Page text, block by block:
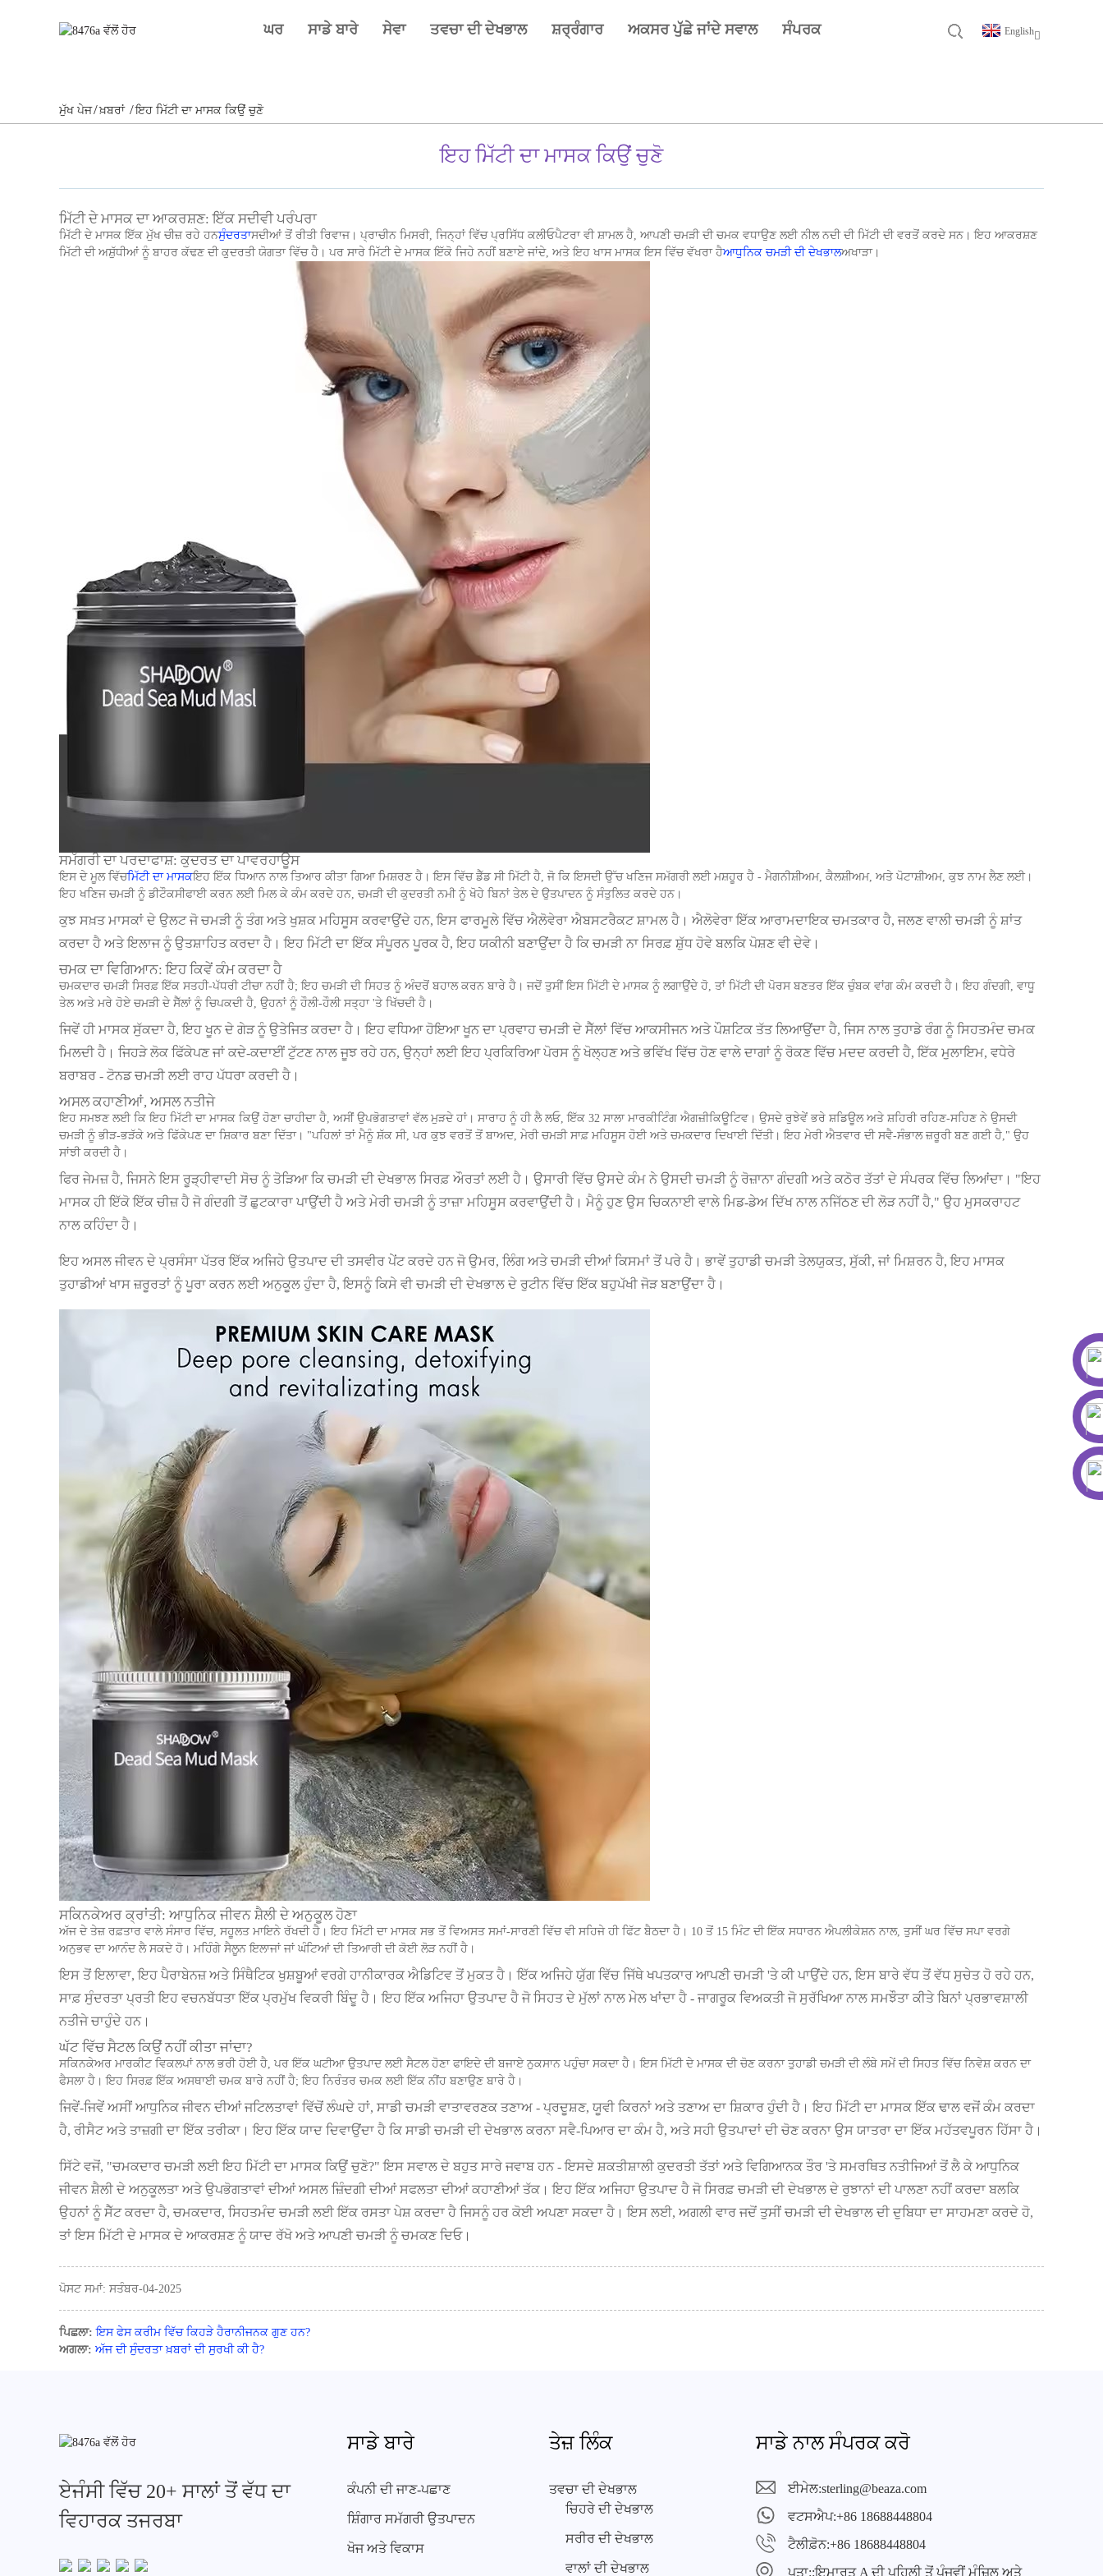
ਘਰ ਸਾਡੇ ਬਾਰੇ ਸੇਵਾ ਤਵਚਾ ਦੀ ਦੇਖਭਾਲ ਸ਼ਰ੍ਰੰਗਾਰ ਅਕਸਰ ਪੁੱਛੇ ਜਾਂਦੇ ਸਵਾਲ ਸੰਪਰਕ English
ਮੁੱਖ ਪੇਜ ਖ਼ਬਰਾਂ ਇਹ ਮਿੱਟੀ ਦਾ ਮਾਸਕ ਕਿਉਂ ਚੁਣੋ
ਇਹ ਮਿੱਟੀ ਦਾ ਮਾਸਕ ਕਿਉਂ ਚੁਣੋ
ਮਿੱਟੀ ਦੇ ਮਾਸਕ ਦਾ ਆਕਰਸ਼ਣ: ਇੱਕ ਸਦੀਵੀ ਪਰੰਪਰਾ
ਮਿੱਟੀ ਦੇ ਮਾਸਕ ਇੱਕ ਮੁੱਖ ਚੀਜ਼ ਰਹੇ ਹਨਸੁੰਦਰਤਾਸਦੀਆਂ ਤੋਂ ਰੀਤੀ ਰਿਵਾਜ। ਪ੍ਰਾਚੀਨ ਮਿਸਰੀ, ਜਿਨ੍ਹਾਂ ਵਿੱਚ ਪ੍ਰਸਿੱਧ ਕਲੀਓਪੈਟਰਾ ਵੀ ਸ਼ਾਮਲ ਹੈ, ਆਪਣੀ ਚਮੜੀ ਦੀ ਚਮਕ ਵਧਾਉਣ ਲਈ ਨੀਲ ਨਦੀ ਦੀ ਮਿੱਟੀ ਦੀ ਵਰਤੋਂ ਕਰਦੇ ਸਨ। ਇਹ ਆਕਰਸ਼ਣ
ਮਿੱਟੀ ਦੀ ਅਸ਼ੁੱਧੀਆਂ ਨੂੰ ਬਾਹਰ ਕੱਢਣ ਦੀ ਕੁਦਰਤੀ ਯੋਗਤਾ ਵਿੱਚ ਹੈ। ਪਰ ਸਾਰੇ ਮਿੱਟੀ ਦੇ ਮਾਸਕ ਇੱਕੋ ਜਿਹੇ ਨਹੀਂ ਬਣਾਏ ਜਾਂਦੇ, ਅਤੇ ਇਹ ਖਾਸ ਮਾਸਕ ਇਸ ਵਿੱਚ ਵੱਖਰਾ ਹੈਆਧੁਨਿਕ ਚਮੜੀ ਦੀ ਦੇਖਭਾਲਅਖਾੜਾ।
ਸਮੱਗਰੀ ਦਾ ਪਰਦਾਫਾਸ਼: ਕੁਦਰਤ ਦਾ ਪਾਵਰਹਾਊਸ
ਇਸ ਦੇ ਮੂਲ ਵਿੱਚਮਿੱਟੀ ਦਾ ਮਾਸਕਇਹ ਇੱਕ ਧਿਆਨ ਨਾਲ ਤਿਆਰ ਕੀਤਾ ਗਿਆ ਮਿਸ਼ਰਣ ਹੈ। ਇਸ ਵਿੱਚ ਡੈੱਡ ਸੀ ਮਿੱਟੀ ਹੈ, ਜੋ ਕਿ ਇਸਦੀ ਉੱਚ ਖਣਿਜ ਸਮੱਗਰੀ ਲਈ ਮਸ਼ਹੂਰ ਹੈ - ਮੈਗਨੀਸ਼ੀਅਮ, ਕੈਲਸ਼ੀਅਮ, ਅਤੇ ਪੋਟਾਸ਼ੀਅਮ, ਕੁਝ ਨਾਮ ਲੈਣ ਲਈ।
ਇਹ ਖਣਿਜ ਚਮੜੀ ਨੂੰ ਡੀਟੌਕਸੀਫਾਈ ਕਰਨ ਲਈ ਮਿਲ ਕੇ ਕੰਮ ਕਰਦੇ ਹਨ, ਚਮੜੀ ਦੀ ਕੁਦਰਤੀ ਨਮੀ ਨੂੰ ਖੋਹੇ ਬਿਨਾਂ ਤੇਲ ਦੇ ਉਤਪਾਦਨ ਨੂੰ ਸੰਤੁਲਿਤ ਕਰਦੇ ਹਨ।
ਕੁਝ ਸਖ਼ਤ ਮਾਸਕਾਂ ਦੇ ਉਲਟ ਜੋ ਚਮੜੀ ਨੂੰ ਤੰਗ ਅਤੇ ਖੁਸ਼ਕ ਮਹਿਸੂਸ ਕਰਵਾਉਂਦੇ ਹਨ, ਇਸ ਫਾਰਮੂਲੇ ਵਿੱਚ ਐਲੋਵੇਰਾ ਐਬਸਟਰੈਕਟ ਸ਼ਾਮਲ ਹੈ। ਐਲੋਵੇਰਾ ਇੱਕ ਆਰਾਮਦਾਇਕ ਚਮਤਕਾਰ ਹੈ, ਜਲਣ ਵਾਲੀ ਚਮੜੀ ਨੂੰ ਸ਼ਾਂਤ
ਕਰਦਾ ਹੈ ਅਤੇ ਇਲਾਜ ਨੂੰ ਉਤਸ਼ਾਹਿਤ ਕਰਦਾ ਹੈ। ਇਹ ਮਿੱਟੀ ਦਾ ਇੱਕ ਸੰਪੂਰਨ ਪੂਰਕ ਹੈ, ਇਹ ਯਕੀਨੀ ਬਣਾਉਂਦਾ ਹੈ ਕਿ ਚਮੜੀ ਨਾ ਸਿਰਫ਼ ਸ਼ੁੱਧ ਹੋਵੇ ਬਲਕਿ ਪੋਸ਼ਣ ਵੀ ਦੇਵੇ।
ਚਮਕ ਦਾ ਵਿਗਿਆਨ: ਇਹ ਕਿਵੇਂ ਕੰਮ ਕਰਦਾ ਹੈ
ਚਮਕਦਾਰ ਚਮੜੀ ਸਿਰਫ਼ ਇੱਕ ਸਤਹੀ-ਪੱਧਰੀ ਟੀਚਾ ਨਹੀਂ ਹੈ; ਇਹ ਚਮੜੀ ਦੀ ਸਿਹਤ ਨੂੰ ਅੰਦਰੋਂ ਬਹਾਲ ਕਰਨ ਬਾਰੇ ਹੈ। ਜਦੋਂ ਤੁਸੀਂ ਇਸ ਮਿੱਟੀ ਦੇ ਮਾਸਕ ਨੂੰ ਲਗਾਉਂਦੇ ਹੋ, ਤਾਂ ਮਿੱਟੀ ਦੀ ਪੋਰਸ ਬਣਤਰ ਇੱਕ ਚੁੰਬਕ ਵਾਂਗ ਕੰਮ ਕਰਦੀ ਹੈ। ਇਹ ਗੰਦਗੀ, ਵਾਧੂ
ਤੇਲ ਅਤੇ ਮਰੇ ਹੋਏ ਚਮੜੀ ਦੇ ਸੈੱਲਾਂ ਨੂੰ ਚਿਪਕਦੀ ਹੈ, ਉਹਨਾਂ ਨੂੰ ਹੌਲੀ-ਹੌਲੀ ਸਤ੍ਹਾ 'ਤੇ ਖਿੱਚਦੀ ਹੈ।
ਜਿਵੇਂ ਹੀ ਮਾਸਕ ਸੁੱਕਦਾ ਹੈ, ਇਹ ਖੂਨ ਦੇ ਗੇੜ ਨੂੰ ਉਤੇਜਿਤ ਕਰਦਾ ਹੈ। ਇਹ ਵਧਿਆ ਹੋਇਆ ਖੂਨ ਦਾ ਪ੍ਰਵਾਹ ਚਮੜੀ ਦੇ ਸੈੱਲਾਂ ਵਿੱਚ ਆਕਸੀਜਨ ਅਤੇ ਪੌਸ਼ਟਿਕ ਤੱਤ ਲਿਆਉਂਦਾ ਹੈ, ਜਿਸ ਨਾਲ ਤੁਹਾਡੇ ਰੰਗ ਨੂੰ ਸਿਹਤਮੰਦ ਚਮਕ
ਮਿਲਦੀ ਹੈ। ਜਿਹੜੇ ਲੋਕ ਫਿੱਕੇਪਣ ਜਾਂ ਕਦੇ-ਕਦਾਈਂ ਟੁੱਟਣ ਨਾਲ ਜੂਝ ਰਹੇ ਹਨ, ਉਨ੍ਹਾਂ ਲਈ ਇਹ ਪ੍ਰਕਿਰਿਆ ਪੋਰਸ ਨੂੰ ਖੋਲ੍ਹਣ ਅਤੇ ਭਵਿੱਖ ਵਿੱਚ ਹੋਣ ਵਾਲੇ ਦਾਗਾਂ ਨੂੰ ਰੋਕਣ ਵਿੱਚ ਮਦਦ ਕਰਦੀ ਹੈ, ਇੱਕ ਮੁਲਾਇਮ, ਵਧੇਰੇ
ਬਰਾਬਰ - ਟੋਨਡ ਚਮੜੀ ਲਈ ਰਾਹ ਪੱਧਰਾ ਕਰਦੀ ਹੈ।
ਅਸਲ ਕਹਾਣੀਆਂ, ਅਸਲ ਨਤੀਜੇ
ਇਹ ਸਮਝਣ ਲਈ ਕਿ ਇਹ ਮਿੱਟੀ ਦਾ ਮਾਸਕ ਕਿਉਂ ਹੋਣਾ ਚਾਹੀਦਾ ਹੈ, ਅਸੀਂ ਉਪਭੋਗਤਾਵਾਂ ਵੱਲ ਮੁੜਦੇ ਹਾਂ। ਸਾਰਾਹ ਨੂੰ ਹੀ ਲੈ ਲਓ, ਇੱਕ 32 ਸਾਲਾ ਮਾਰਕੀਟਿੰਗ ਐਗਜ਼ੀਕਿਊਟਿਵ। ਉਸਦੇ ਰੁਝੇਵੇਂ ਭਰੇ ਸ਼ਡਿਊਲ ਅਤੇ ਸ਼ਹਿਰੀ ਰਹਿਣ-ਸਹਿਣ ਨੇ ਉਸਦੀ
ਚਮੜੀ ਨੂੰ ਭੀੜ-ਭੜੱਕੇ ਅਤੇ ਫਿੱਕੇਪਣ ਦਾ ਸ਼ਿਕਾਰ ਬਣਾ ਦਿੱਤਾ। "ਪਹਿਲਾਂ ਤਾਂ ਮੈਨੂੰ ਸ਼ੱਕ ਸੀ, ਪਰ ਕੁਝ ਵਰਤੋਂ ਤੋਂ ਬਾਅਦ, ਮੇਰੀ ਚਮੜੀ ਸਾਫ਼ ਮਹਿਸੂਸ ਹੋਈ ਅਤੇ ਚਮਕਦਾਰ ਦਿਖਾਈ ਦਿੱਤੀ। ਇਹ ਮੇਰੀ ਐਤਵਾਰ ਦੀ ਸਵੈ-ਸੰਭਾਲ ਜ਼ਰੂਰੀ ਬਣ ਗਈ ਹੈ," ਉਹ
ਸਾਂਝੀ ਕਰਦੀ ਹੈ।
ਫਿਰ ਜੇਮਜ਼ ਹੈ, ਜਿਸਨੇ ਇਸ ਰੂੜ੍ਹੀਵਾਦੀ ਸੋਚ ਨੂੰ ਤੋੜਿਆ ਕਿ ਚਮੜੀ ਦੀ ਦੇਖਭਾਲ ਸਿਰਫ਼ ਔਰਤਾਂ ਲਈ ਹੈ। ਉਸਾਰੀ ਵਿੱਚ ਉਸਦੇ ਕੰਮ ਨੇ ਉਸਦੀ ਚਮੜੀ ਨੂੰ ਰੋਜ਼ਾਨਾ ਗੰਦਗੀ ਅਤੇ ਕਠੋਰ ਤੱਤਾਂ ਦੇ ਸੰਪਰਕ ਵਿੱਚ ਲਿਆਂਦਾ। "ਇਹ
ਮਾਸਕ ਹੀ ਇੱਕੋ ਇੱਕ ਚੀਜ਼ ਹੈ ਜੋ ਗੰਦਗੀ ਤੋਂ ਛੁਟਕਾਰਾ ਪਾਉਂਦੀ ਹੈ ਅਤੇ ਮੇਰੀ ਚਮੜੀ ਨੂੰ ਤਾਜ਼ਾ ਮਹਿਸੂਸ ਕਰਵਾਉਂਦੀ ਹੈ। ਮੈਨੂੰ ਹੁਣ ਉਸ ਚਿਕਨਾਈ ਵਾਲੇ ਮਿਡ-ਡੇਅ ਦਿੱਖ ਨਾਲ ਨਜਿੱਠਣ ਦੀ ਲੋੜ ਨਹੀਂ ਹੈ," ਉਹ ਮੁਸਕਰਾਹਟ
ਨਾਲ ਕਹਿੰਦਾ ਹੈ।
ਇਹ ਅਸਲ ਜੀਵਨ ਦੇ ਪ੍ਰਸੰਸਾ ਪੱਤਰ ਇੱਕ ਅਜਿਹੇ ਉਤਪਾਦ ਦੀ ਤਸਵੀਰ ਪੇਂਟ ਕਰਦੇ ਹਨ ਜੋ ਉਮਰ, ਲਿੰਗ ਅਤੇ ਚਮੜੀ ਦੀਆਂ ਕਿਸਮਾਂ ਤੋਂ ਪਰੇ ਹੈ। ਭਾਵੇਂ ਤੁਹਾਡੀ ਚਮੜੀ ਤੇਲਯੁਕਤ, ਸੁੱਕੀ, ਜਾਂ ਮਿਸ਼ਰਨ ਹੈ, ਇਹ ਮਾਸਕ
ਤੁਹਾਡੀਆਂ ਖਾਸ ਜ਼ਰੂਰਤਾਂ ਨੂੰ ਪੂਰਾ ਕਰਨ ਲਈ ਅਨੁਕੂਲ ਹੁੰਦਾ ਹੈ, ਇਸਨੂੰ ਕਿਸੇ ਵੀ ਚਮੜੀ ਦੀ ਦੇਖਭਾਲ ਦੇ ਰੁਟੀਨ ਵਿੱਚ ਇੱਕ ਬਹੁਪੱਖੀ ਜੋੜ ਬਣਾਉਂਦਾ ਹੈ।
ਸਕਿਨਕੇਅਰ ਕ੍ਰਾਂਤੀ: ਆਧੁਨਿਕ ਜੀਵਨ ਸ਼ੈਲੀ ਦੇ ਅਨੁਕੂਲ ਹੋਣਾ
ਅੱਜ ਦੇ ਤੇਜ਼ ਰਫ਼ਤਾਰ ਵਾਲੇ ਸੰਸਾਰ ਵਿੱਚ, ਸਹੂਲਤ ਮਾਇਨੇ ਰੱਖਦੀ ਹੈ। ਇਹ ਮਿੱਟੀ ਦਾ ਮਾਸਕ ਸਭ ਤੋਂ ਵਿਅਸਤ ਸਮਾਂ-ਸਾਰਣੀ ਵਿੱਚ ਵੀ ਸਹਿਜੇ ਹੀ ਫਿੱਟ ਬੈਠਦਾ ਹੈ। 10 ਤੋਂ 15 ਮਿੰਟ ਦੀ ਇੱਕ ਸਧਾਰਨ ਐਪਲੀਕੇਸ਼ਨ ਨਾਲ, ਤੁਸੀਂ ਘਰ ਵਿੱਚ ਸਪਾ ਵਰਗੇ
ਅਨੁਭਵ ਦਾ ਆਨੰਦ ਲੈ ਸਕਦੇ ਹੋ। ਮਹਿੰਗੇ ਸੈਲੂਨ ਇਲਾਜਾਂ ਜਾਂ ਘੰਟਿਆਂ ਦੀ ਤਿਆਰੀ ਦੀ ਕੋਈ ਲੋੜ ਨਹੀਂ ਹੈ।
ਇਸ ਤੋਂ ਇਲਾਵਾ, ਇਹ ਪੈਰਾਬੇਨਜ਼ ਅਤੇ ਸਿੰਥੈਟਿਕ ਖੁਸ਼ਬੂਆਂ ਵਰਗੇ ਹਾਨੀਕਾਰਕ ਐਡਿਟਿਵ ਤੋਂ ਮੁਕਤ ਹੈ। ਇੱਕ ਅਜਿਹੇ ਯੁੱਗ ਵਿੱਚ ਜਿੱਥੇ ਖਪਤਕਾਰ ਆਪਣੀ ਚਮੜੀ 'ਤੇ ਕੀ ਪਾਉਂਦੇ ਹਨ, ਇਸ ਬਾਰੇ ਵੱਧ ਤੋਂ ਵੱਧ ਸੁਚੇਤ ਹੋ ਰਹੇ ਹਨ,
ਸਾਫ਼ ਸੁੰਦਰਤਾ ਪ੍ਰਤੀ ਇਹ ਵਚਨਬੱਧਤਾ ਇੱਕ ਪ੍ਰਮੁੱਖ ਵਿਕਰੀ ਬਿੰਦੂ ਹੈ। ਇਹ ਇੱਕ ਅਜਿਹਾ ਉਤਪਾਦ ਹੈ ਜੋ ਸਿਹਤ ਦੇ ਮੁੱਲਾਂ ਨਾਲ ਮੇਲ ਖਾਂਦਾ ਹੈ - ਜਾਗਰੂਕ ਵਿਅਕਤੀ ਜੋ ਸੁਰੱਖਿਆ ਨਾਲ ਸਮਝੌਤਾ ਕੀਤੇ ਬਿਨਾਂ ਪ੍ਰਭਾਵਸ਼ਾਲੀ
ਨਤੀਜੇ ਚਾਹੁੰਦੇ ਹਨ।
ਘੱਟ ਵਿੱਚ ਸੈਟਲ ਕਿਉਂ ਨਹੀਂ ਕੀਤਾ ਜਾਂਦਾ?
ਸਕਿਨਕੇਅਰ ਮਾਰਕੀਟ ਵਿਕਲਪਾਂ ਨਾਲ ਭਰੀ ਹੋਈ ਹੈ, ਪਰ ਇੱਕ ਘਟੀਆ ਉਤਪਾਦ ਲਈ ਸੈਟਲ ਹੋਣਾ ਫਾਇਦੇ ਦੀ ਬਜਾਏ ਨੁਕਸਾਨ ਪਹੁੰਚਾ ਸਕਦਾ ਹੈ। ਇਸ ਮਿੱਟੀ ਦੇ ਮਾਸਕ ਦੀ ਚੋਣ ਕਰਨਾ ਤੁਹਾਡੀ ਚਮੜੀ ਦੀ ਲੰਬੇ ਸਮੇਂ ਦੀ ਸਿਹਤ ਵਿੱਚ ਨਿਵੇਸ਼ ਕਰਨ ਦਾ
ਫੈਸਲਾ ਹੈ। ਇਹ ਸਿਰਫ਼ ਇੱਕ ਅਸਥਾਈ ਚਮਕ ਬਾਰੇ ਨਹੀਂ ਹੈ; ਇਹ ਨਿਰੰਤਰ ਚਮਕ ਲਈ ਇੱਕ ਨੀਂਹ ਬਣਾਉਣ ਬਾਰੇ ਹੈ।
ਜਿਵੇਂ-ਜਿਵੇਂ ਅਸੀਂ ਆਧੁਨਿਕ ਜੀਵਨ ਦੀਆਂ ਜਟਿਲਤਾਵਾਂ ਵਿੱਚੋਂ ਲੰਘਦੇ ਹਾਂ, ਸਾਡੀ ਚਮੜੀ ਵਾਤਾਵਰਣਕ ਤਣਾਅ - ਪ੍ਰਦੂਸ਼ਣ, ਯੂਵੀ ਕਿਰਨਾਂ ਅਤੇ ਤਣਾਅ ਦਾ ਸ਼ਿਕਾਰ ਹੁੰਦੀ ਹੈ। ਇਹ ਮਿੱਟੀ ਦਾ ਮਾਸਕ ਇੱਕ ਢਾਲ ਵਜੋਂ ਕੰਮ ਕਰਦਾ
ਹੈ, ਰੀਸੈਟ ਅਤੇ ਤਾਜ਼ਗੀ ਦਾ ਇੱਕ ਤਰੀਕਾ। ਇਹ ਇੱਕ ਯਾਦ ਦਿਵਾਉਂਦਾ ਹੈ ਕਿ ਸਾਡੀ ਚਮੜੀ ਦੀ ਦੇਖਭਾਲ ਕਰਨਾ ਸਵੈ-ਪਿਆਰ ਦਾ ਕੰਮ ਹੈ, ਅਤੇ ਸਹੀ ਉਤਪਾਦਾਂ ਦੀ ਚੋਣ ਕਰਨਾ ਉਸ ਯਾਤਰਾ ਦਾ ਇੱਕ ਮਹੱਤਵਪੂਰਨ ਹਿੱਸਾ ਹੈ।
ਸਿੱਟੇ ਵਜੋਂ, "ਚਮਕਦਾਰ ਚਮੜੀ ਲਈ ਇਹ ਮਿੱਟੀ ਦਾ ਮਾਸਕ ਕਿਉਂ ਚੁਣੋ?" ਇਸ ਸਵਾਲ ਦੇ ਬਹੁਤ ਸਾਰੇ ਜਵਾਬ ਹਨ - ਇਸਦੇ ਸ਼ਕਤੀਸ਼ਾਲੀ ਕੁਦਰਤੀ ਤੱਤਾਂ ਅਤੇ ਵਿਗਿਆਨਕ ਤੌਰ 'ਤੇ ਸਮਰਥਿਤ ਨਤੀਜਿਆਂ ਤੋਂ ਲੈ ਕੇ ਆਧੁਨਿਕ
ਜੀਵਨ ਸ਼ੈਲੀ ਦੇ ਅਨੁਕੂਲਤਾ ਅਤੇ ਉਪਭੋਗਤਾਵਾਂ ਦੀਆਂ ਅਸਲ ਜ਼ਿੰਦਗੀ ਦੀਆਂ ਸਫਲਤਾ ਦੀਆਂ ਕਹਾਣੀਆਂ ਤੱਕ। ਇਹ ਇੱਕ ਅਜਿਹਾ ਉਤਪਾਦ ਹੈ ਜੋ ਸਿਰਫ਼ ਚਮੜੀ ਦੀ ਦੇਖਭਾਲ ਦੇ ਰੁਝਾਨਾਂ ਦੀ ਪਾਲਣਾ ਨਹੀਂ ਕਰਦਾ ਬਲਕਿ
ਉਹਨਾਂ ਨੂੰ ਸੈੱਟ ਕਰਦਾ ਹੈ, ਚਮਕਦਾਰ, ਸਿਹਤਮੰਦ ਚਮੜੀ ਲਈ ਇੱਕ ਰਸਤਾ ਪੇਸ਼ ਕਰਦਾ ਹੈ ਜਿਸਨੂੰ ਹਰ ਕੋਈ ਅਪਣਾ ਸਕਦਾ ਹੈ। ਇਸ ਲਈ, ਅਗਲੀ ਵਾਰ ਜਦੋਂ ਤੁਸੀਂ ਚਮੜੀ ਦੀ ਦੇਖਭਾਲ ਦੀ ਦੁਬਿਧਾ ਦਾ ਸਾਹਮਣਾ ਕਰਦੇ ਹੋ,
ਤਾਂ ਇਸ ਮਿੱਟੀ ਦੇ ਮਾਸਕ ਦੇ ਆਕਰਸ਼ਣ ਨੂੰ ਯਾਦ ਰੱਖੋ ਅਤੇ ਆਪਣੀ ਚਮੜੀ ਨੂੰ ਚਮਕਣ ਦਿਓ।
ਪੋਸਟ ਸਮਾਂ: ਸਤੰਬਰ-04-2025
ਪਿਛਲਾ: ਇਸ ਫੇਸ ਕਰੀਮ ਵਿੱਚ ਕਿਹੜੇ ਹੈਰਾਨੀਜਨਕ ਗੁਣ ਹਨ?
ਅਗਲਾ: ਅੱਜ ਦੀ ਸੁੰਦਰਤਾ ਖ਼ਬਰਾਂ ਦੀ ਸੁਰਖੀ ਕੀ ਹੈ?
ਏਜੰਸੀ ਵਿੱਚ 20+ ਸਾਲਾਂ ਤੋਂ ਵੱਧ ਦਾ
ਵਿਹਾਰਕ ਤਜਰਬਾ
ਸਾਡੇ ਬਾਰੇ
ਕੰਪਨੀ ਦੀ ਜਾਣ-ਪਛਾਣ
ਸ਼ਿੰਗਾਰ ਸਮੱਗਰੀ ਉਤਪਾਦਨ
ਖੋਜ ਅਤੇ ਵਿਕਾਸ
ਤੇਜ਼ ਲਿੰਕ
ਤਵਚਾ ਦੀ ਦੇਖਭਾਲ
ਚਿਹਰੇ ਦੀ ਦੇਖਭਾਲ
ਸਰੀਰ ਦੀ ਦੇਖਭਾਲ
ਵਾਲਾਂ ਦੀ ਦੇਖਭਾਲ
ਸਾਡੇ ਨਾਲ ਸੰਪਰਕ ਕਰੋ
ਈਮੇਲ:sterling@beaza.com
ਵਟਸਐਪ:+86 18688448804
ਟੈਲੀਫ਼ੋਨ:+86 18688448804
ਪਤਾ::ਇਮਾਰਤ A ਦੀ ਪਹਿਲੀ ਤੋਂ ਪੰਜਵੀਂ ਮੰਜ਼ਿਲ ਅਤੇ